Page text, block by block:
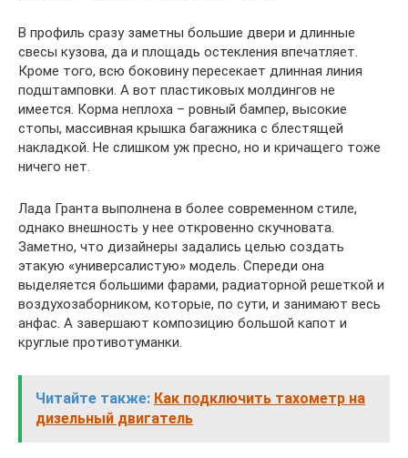
В профиль сразу заметны большие двери и длинные
свесы кузова, да и площадь остекления впечатляет.
Кроме того, всю боковину пересекает длинная линия
подштамповки. А вот пластиковых молдингов не
имеется. Корма неплоха – ровный бампер, высокие
стопы, массивная крышка багажника с блестящей
накладкой. Не слишком уж пресно, но и кричащего тоже
ничего нет.
Лада Гранта выполнена в более современном стиле,
однако внешность у нее откровенно скучновата.
Заметно, что дизайнеры задались целью создать
этакую «универсалистую» модель. Спереди она
выделяется большими фарами, радиаторной решеткой и
воздухозаборником, которые, по сути, и занимают весь
анфас. А завершают композицию большой капот и
круглые противотуманки.
Читайте также: Как подключить тахометр на
дизельный двигатель